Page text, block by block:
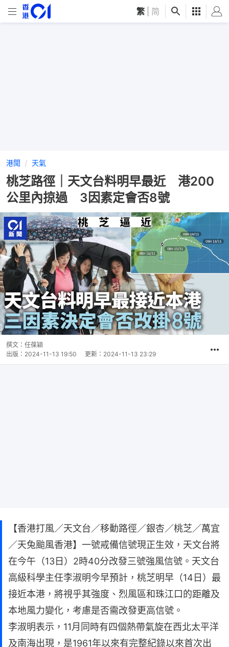
繁 简
港聞 天氣
桃芝路徑｜天文台料明早最近 港200
公里內掠過 3因素定會否8號
撰文： 任葆穎
出版： 2024-11-13 19:50 更新： 2024-11-13 23:29
【香港打風／天文台／移動路徑／銀杏／桃芝／萬宜
／天兔颱風香港】一號戒備信號現正生效，天文台將
在今午（13日）2時40分改發三號強風信號。天文台
高級科學主任李淑明今早預計，桃芝明早（14日）最
接近本港，將視乎其強度、烈風區和珠江口的距離及
本地風力變化，考慮是否需改發更高信號。
李淑明表示，11月同時有四個熱帶氣旋在西北太平洋
及南海出現，是1961年以來有完整紀錄以來首次出